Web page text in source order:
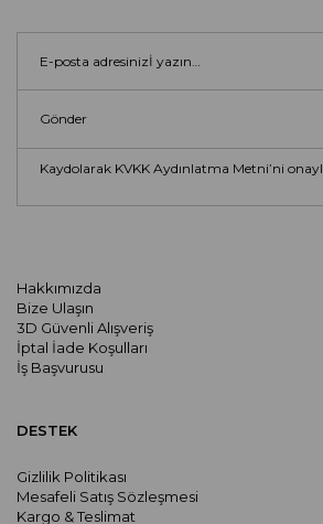
Hakkımızda
Bize Ulaşın
3D Güvenli Alışveriş
İptal İade Koşulları
İş Başvurusu
Gönder
Kaydolarak KVKK Aydınlatma Metni’ni
DESTEK
Gizlilik Politikası
Mesafeli Satış Sözleşmesi
Kargo & Teslimat